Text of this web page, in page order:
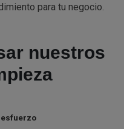
para tu negocio.
nuestros
esfuerzo